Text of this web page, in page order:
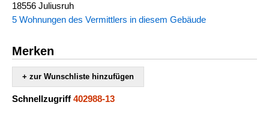
18556 Juliusruh
5 Wohnungen des Vermittlers in diesem Gebäude
Merken
+ zur Wunschliste hinzufügen
Schnellzugriff 402988-13